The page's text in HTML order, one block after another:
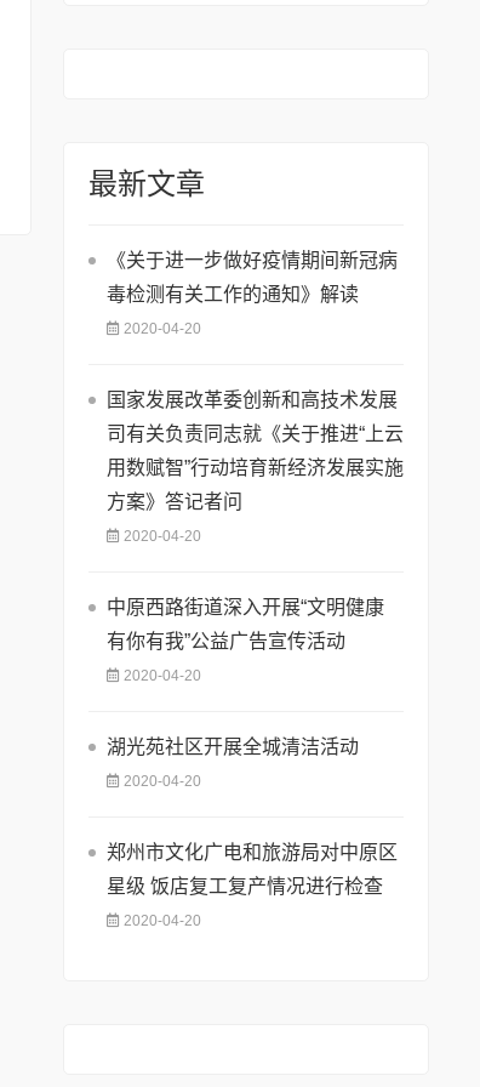
最新文章
《关于进一步做好疫情期间新冠病
毒检测有关工作的通知》解读
2020-04-20
国家发展改革委创新和高技术发展
司有关负责同志就《关于推进“上云
用数赋智”行动培育新经济发展实施
方案》答记者问
2020-04-20
中原西路街道深入开展“文明健康
有你有我”公益广告宣传活动
2020-04-20
湖光苑社区开展全城清洁活动
2020-04-20
郑州市文化广电和旅游局对中原区
星级 饭店复工复产情况进行检查
2020-04-20